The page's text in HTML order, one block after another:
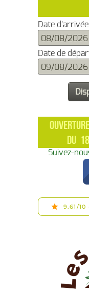
Date d'arrivée
Date de
DU
Suivez-